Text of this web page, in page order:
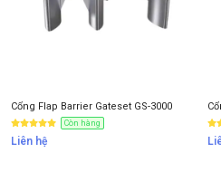
Cổng Flap Barrier Gateset GS-3000
Còn hàng
Liên hệ
Anh/Chị có dùng ZALO số này